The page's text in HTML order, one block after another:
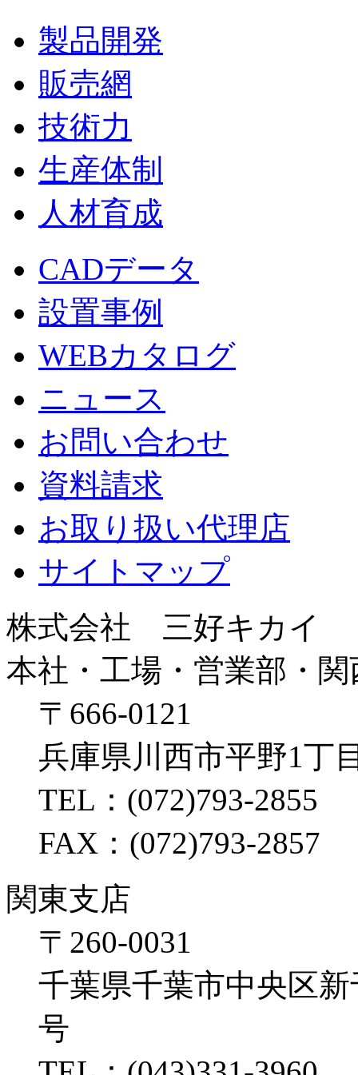
製品開発
販売網
技術力
生産体制
人材育成
CADデータ
設置事例
WEBカタログ
ニュース
お問い合わせ
資料請求
お取り扱い代理店
サイトマップ
株式会社 三好キカイ
本社・工場・営業部・関
〒666-0121
兵庫県川西市平野1丁
TEL：(072)793-2855
FAX：(072)793-2857
関東支店
〒260-0031
千葉県千葉市中央区
号